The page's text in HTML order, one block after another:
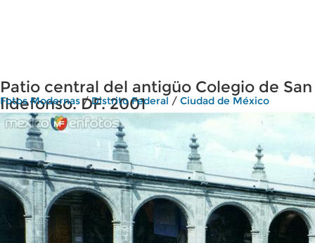
Patio central del antigüo Colegio de San
Ildefonso. DF. 2001
Fotos Modernas/Distrito Federal / Ciudad de México